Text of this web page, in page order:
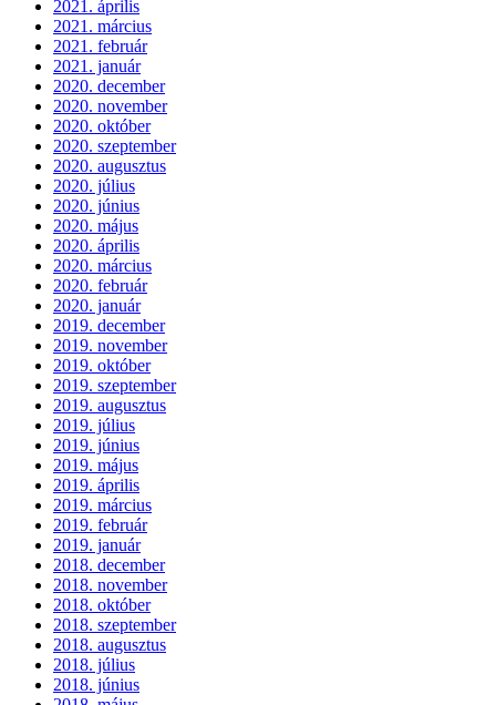
2021. április
2021. március
2021. február
2021. január
2020. december
2020. november
2020. október
2020. szeptember
2020. augusztus
2020. július
2020. június
2020. május
2020. április
2020. március
2020. február
2020. január
2019. december
2019. november
2019. október
2019. szeptember
2019. augusztus
2019. július
2019. június
2019. május
2019. április
2019. március
2019. február
2019. január
2018. december
2018. november
2018. október
2018. szeptember
2018. augusztus
2018. július
2018. június